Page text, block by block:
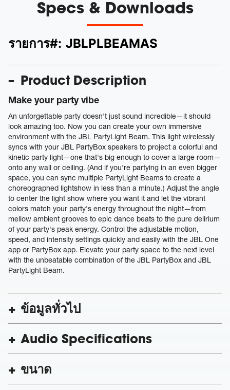
Specs & Downloads
รายการ#: JBLPLBEAMAS
Product Description
Make your party vibe
An unforgettable party doesn't just sound incredible—it should
look amazing too. Now you can create your own immersive
environment with the JBL PartyLight Beam. This light wirelessly
syncs with your JBL PartyBox speakers to project a colorful and
kinetic party light—one that's big enough to cover a large room—
onto any wall or ceiling. (And if you're partying in an even bigger
space, you can sync multiple PartyLight Beams to create a
choreographed lightshow in less than a minute.) Adjust the angle
to center the light show where you want it and let the vibrant
colors match your party's energy throughout the night—from
mellow ambient grooves to epic dance beats to the pure delirium
of your party's peak energy. Control the adjustable motion,
speed, and intensity settings quickly and easily with the JBL One
app or PartyBox app. Elevate your party space to the next level
with the unbeatable combination of the JBL PartyBox and JBL
PartyLight Beam.
ข้อมูลทั่วไป
Audio Specifications
ขนาด